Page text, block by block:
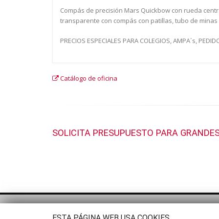
Compás de precisión Mars Quickbow con rueda
transparente con compás con patillas, tubo de
PRECIOS ESPECIALES PARA COLEGIOS, AMPA´s,
Catálogo de oficina
SOLICITA PRESUPUESTO PARA